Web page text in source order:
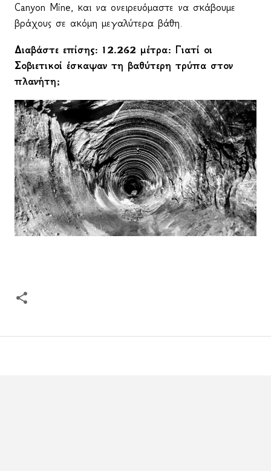
Canyon Mine, και να ονειρευόμαστε να σκάβουμε
βράχους σε ακόμη μεγαλύτερα βάθη.
Διαβάστε επίσης: 12.262 μέτρα: Γιατί οι
Σοβιετικοί έσκαψαν τη βαθύτερη τρύπα στον
πλανήτη;